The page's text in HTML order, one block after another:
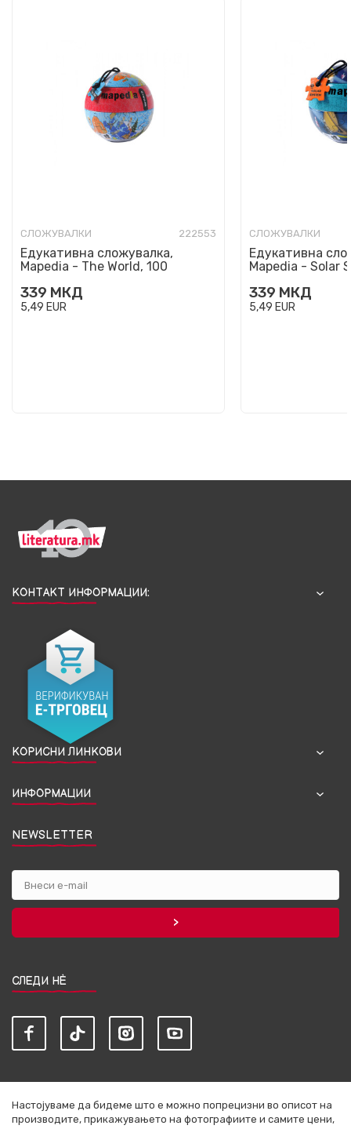
СЛОЖУВАЛКИ 222553
Едукативна сложувалка,
Mapedia - The World, 100
339 МКД
5,49 EUR
СЛОЖУВАЛКИ
Едукативна
Mapedia - Solar
339 МКД
5,49 EUR
КОНТАКТ ИНФОРМАЦИИ:
КОРИСНИ ЛИНКОВИ
ИНФОРМАЦИИ
NEWSLETTER
СЛЕДИ НЀ
Настојуваме да бидеме што е можно попрецизни во описот на
производите, прикажувањето на фотографиите и самите цени,